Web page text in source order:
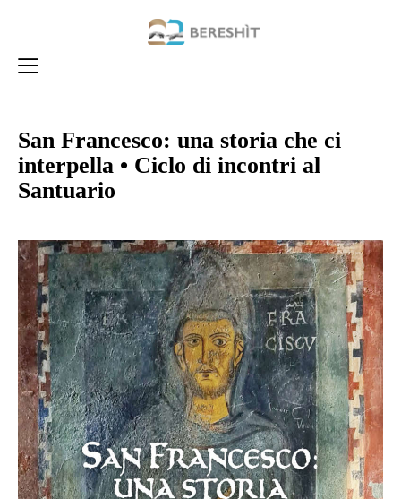
San Francesco: una storia che ci
interpella • Ciclo di incontri al
Santuario